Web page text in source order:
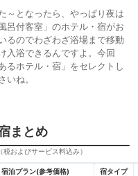
～となったら、やっぱり夜は
呂付客室」のホテル・宿がお
るのでわざわざ浴場まで移動
入浴できるんですよ。今回
るホテル・宿」をセレクトし
いね。
まとめ
およびサービス料込み）
宿泊プラン(参考価格) 宿タイプ